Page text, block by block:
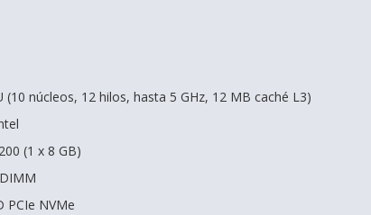
(10 núcleos, 12 hilos, hasta 5 GHz, 12 MB caché L3)
(1 x 8 GB)
PCIe NVMe